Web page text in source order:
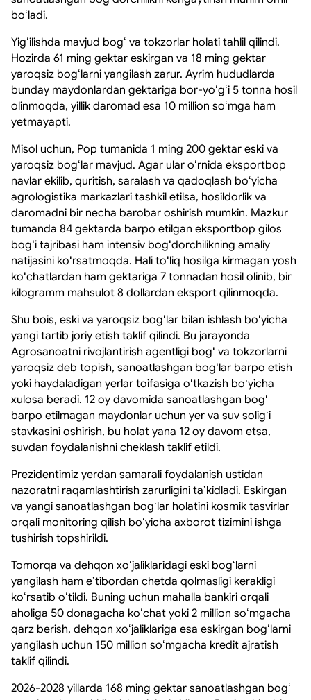
boʻladi.
Yigʻilishda mavjud bogʻ va tokzorlar holati tahlil qilindi.
Hozirda 61 ming gektar eskirgan va 18 ming gektar
yaroqsiz bogʻlarni yangilash zarur. Ayrim hududlarda
bunday maydonlardan gektariga bor-yoʻgʻi 5 tonna hosil
olinmoqda, yillik daromad esa 10 million soʻmga ham
yetmayapti.
Misol uchun, Pop tumanida 1 ming 200 gektar eski va
yaroqsiz bogʻlar mavjud. Agar ular oʻrnida eksportbop
navlar ekilib, quritish, saralash va qadoqlash boʻyicha
agrologistika markazlari tashkil etilsa, hosildorlik va
daromadni bir necha barobar oshirish mumkin. Mazkur
tumanda 84 gektarda barpo etilgan eksportbop gilos
bogʻi tajribasi ham intensiv bogʻdorchilikning amaliy
natijasini koʻrsatmoqda. Hali toʻliq hosilga kirmagan yosh
koʻchatlardan ham gektariga 7 tonnadan hosil olinib, bir
kilogramm mahsulot 8 dollardan eksport qilinmoqda.
Shu bois, eski va yaroqsiz bogʻlar bilan ishlash boʻyicha
yangi tartib joriy etish taklif qilindi. Bu jarayonda
Agrosanoatni rivojlantirish agentligi bogʻ va tokzorlarni
yaroqsiz deb topish, sanoatlashgan bogʻlar barpo etish
yoki haydaladigan yerlar toifasiga oʻtkazish boʻyicha
xulosa beradi. 12 oy davomida sanoatlashgan bogʻ
barpo etilmagan maydonlar uchun yer va suv soligʻi
stavkasini oshirish, bu holat yana 12 oy davom etsa,
suvdan foydalanishni cheklash taklif etildi.
Prezidentimiz yerdan samarali foydalanish ustidan
nazoratni raqamlashtirish zarurligini taʼkidladi. Eskirgan
va yangi sanoatlashgan bogʻlar holatini kosmik tasvirlar
orqali monitoring qilish boʻyicha axborot tizimini ishga
tushirish topshirildi.
Tomorqa va dehqon xoʻjaliklaridagi eski bogʻlarni
yangilash ham eʼtibordan chetda qolmasligi kerakligi
koʻrsatib oʻtildi. Buning uchun mahalla bankiri orqali
aholiga 50 donagacha koʻchat yoki 2 million soʻmgacha
qarz berish, dehqon xoʻjaliklariga esa eskirgan bogʻlarni
yangilash uchun 150 million soʻmgacha kredit ajratish
taklif qilindi.
2026-2028 yillarda 168 ming gektar sanoatlashgan bogʻ